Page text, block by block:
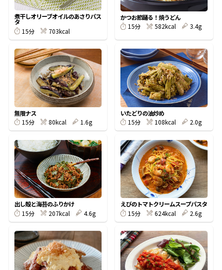
旨さ、別格。だし屋の鍋 韓福善シリーズ
サッと鍋® 楽チン鍋®
楽チン屋® ストレートつゆ
おいしいレシピを商品から探す
かつお節レシピ
めんつゆレシピ
割烹白だしレシピ
レシピ特設サイト
割烹白だしレシピ特集
だし巻き卵特集
かつおだしが決め手！簡単茶碗蒸し
かつお節・だしを楽しむ
だしコミュ
採用情報
- ジョブリターン制
Global
煮干しオリーブオイルのあさりパス
タ
15分
703kcal
かつお節踊る！焼うどん
15分
582kcal 3.4g
無限ナス
15分
80kcal 1.6g
いたどりの油炒め
15分
108kcal 2.0g
出し殻と海苔のふりかけ
15分
207kcal 4.6g
えびのトマトクリームスープパスタ
15分
624kcal 2.6g